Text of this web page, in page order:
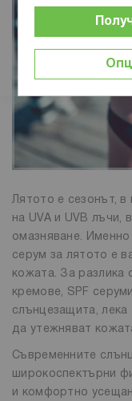
Лятото е сезонът,
на UVA и UVB лъчи,
омазняване.
серум за лятото е
кожата. За разлика
кремове, SPF
слънцезащита, лека
да утежняват
Съвременните
широкоспектърни
и комфортно